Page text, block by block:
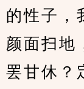
的性子，
颜面扫地
罢甘休？